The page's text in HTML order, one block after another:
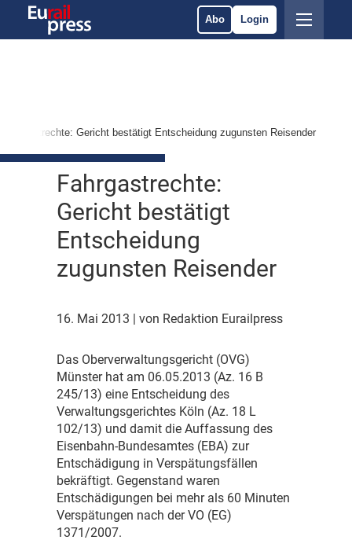
Abo Login
Fahrgastrechte: Gericht bestätigt Entscheidung zugunsten Reisender
Fahrgastrechte:
Gericht bestätigt
Entscheidung
zugunsten Reisender
16. Mai 2013 | von Redaktion Eurailpress
Das Oberverwaltungsgericht (OVG)
Münster hat am 06.05.2013 (Az. 16 B
245/13) eine Entscheidung des
Verwaltungsgerichtes Köln (Az. 18 L
102/13) und damit die Auffassung des
Eisenbahn-Bundesamtes (EBA) zur
Entschädigung in Verspätungsfällen
bekräftigt. Gegenstand waren
Entschädigungen bei mehr als 60 Minuten
Verspätungen nach der VO (EG)
1371/2007.